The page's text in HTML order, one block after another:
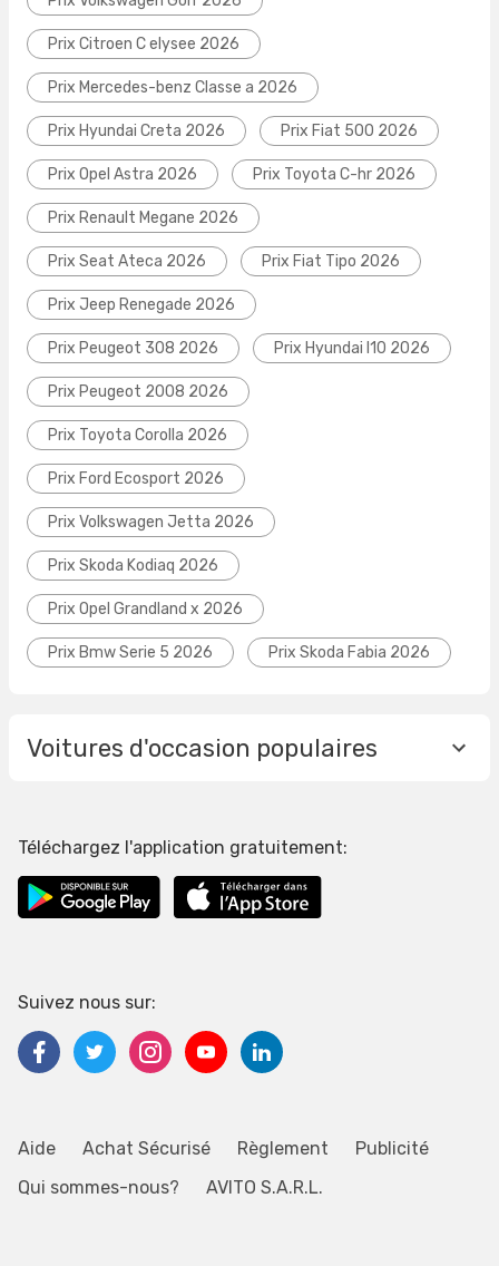
Prix Citroen C elysee 2026
Prix Mercedes-benz Classe a 2026
Prix Hyundai Creta 2026 Prix Fiat 500 2026
Prix Opel Astra 2026 Prix Toyota C-hr 2026
Prix Renault Megane 2026
Prix Seat Ateca 2026 Prix Fiat Tipo 2026
Prix Jeep Renegade 2026
Prix Peugeot 308 2026 Prix Hyundai I10 2026
Prix Peugeot 2008 2026
Prix Toyota Corolla 2026
Prix Ford Ecosport 2026
Prix Volkswagen Jetta 2026
Prix Skoda Kodiaq 2026
Prix Opel Grandland x 2026
Prix Bmw Serie 5 2026 Prix Skoda Fabia 2026
Voitures d'occasion populaires
Aide Achat Sécurisé Règlement
Publicité
Qui sommes-nous?
AVITO S.A.R.L.
Téléchargez l'application gratuitement:
Suivez nous sur: